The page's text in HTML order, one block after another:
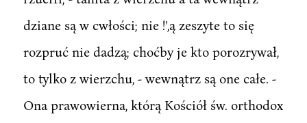
dziane są w cwłości; nie !',ą zeszyte to się
rozpruć nie dadzą; choćby je kto porozrywał,
to tylko z wierzchu, - wewnątrz są one całe. -
Ona prawowierna, którą Kościół św. orthodox